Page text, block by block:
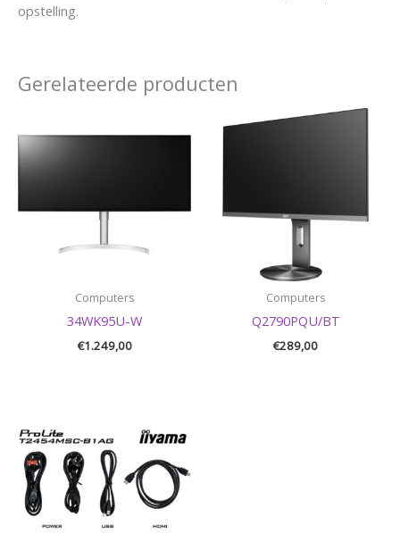
opstelling.
Gerelateerde producten
Computers
34WK95U-W
€1.249,00
Computers
Q2790PQU/BT
€289,00